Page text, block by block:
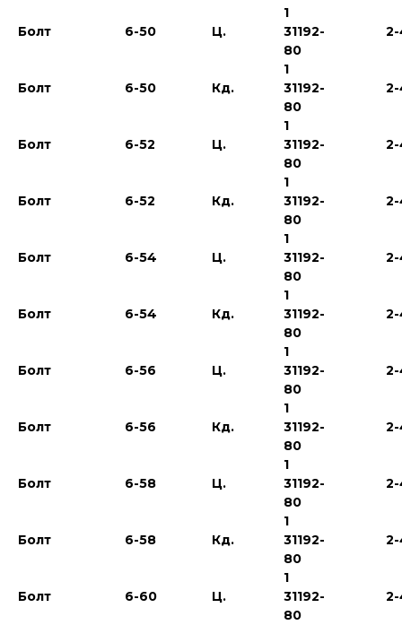
Болт 6-50 Ц.
1
31192-
80
Болт 6-50 Кд.
1
31192-
80
Болт 6-52 Ц.
1
31192-
80
Болт 6-52 Кд.
1
31192-
80
Болт 6-54 Ц.
1
31192-
80
Болт 6-54 Кд.
1
31192-
80
Болт 6-56 Ц.
1
31192-
80
Болт 6-56 Кд.
1
31192-
80
Болт 6-58 Ц.
1
31192-
80
Болт 6-58 Кд.
1
31192-
80
Болт 6-60 Ц.
1
31192-
80